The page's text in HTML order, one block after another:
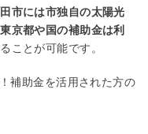
市には市独自の太陽光
東京都や国の補助金は利
ことが可能です。
補助金を活用された方の